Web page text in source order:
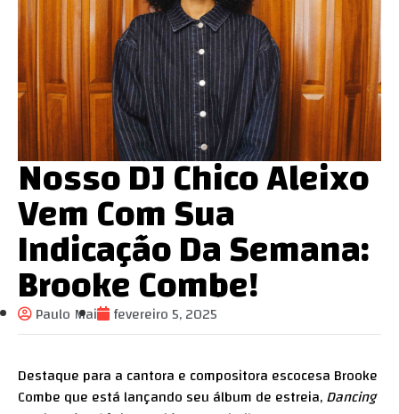
Nosso DJ Chico Aleixo
Vem Com Sua
Indicação Da Semana:
Brooke Combe!
Paulo Mai fevereiro 5, 2025
Destaque para a cantora e compositora escocesa Brooke
Combe que está lançando seu álbum de estreia,Dancing